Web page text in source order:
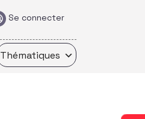
Se connecter
Thématiques